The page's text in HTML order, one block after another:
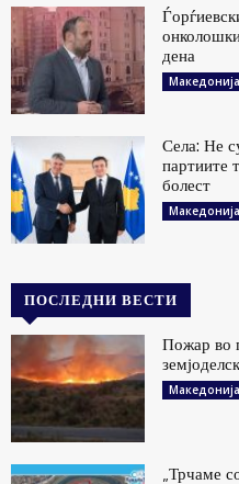
дена
Македонија
Села: Не
партиите
болест
Македонија
ПОСЛЕДНИ ВЕСТИ
Пожар во
Македонија
„Трчаме